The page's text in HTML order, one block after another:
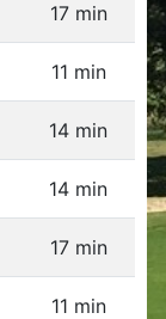
17 min
11 min
14 min
14 min
17 min
11 min